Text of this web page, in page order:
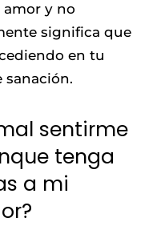
y no
significa que
en tu
sanación.
sentirme
tenga
a mi